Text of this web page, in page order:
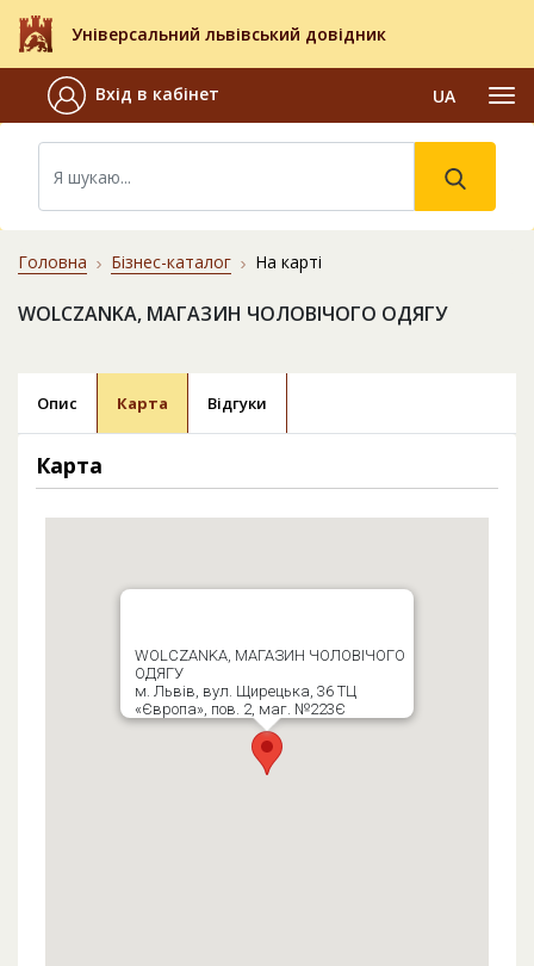
Універсальний львівський довідник
Вхід в кабінет UA
Головна Бізнес-каталог На карті
WOLCZANKA, МАГАЗИН ЧОЛОВІЧОГО ОДЯГУ
Опис Карта Відгуки
Карта
WOLCZANKA, МАГАЗИН ЧОЛОВІЧОГО
ОДЯГУ
м. Львів, вул. Щирецька, 36 ТЦ
«Європа», пов. 2, маг. №223Є